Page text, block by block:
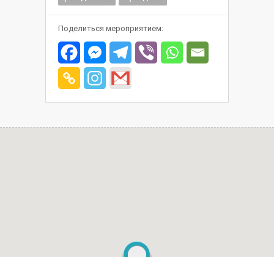
Поделиться мероприятием: